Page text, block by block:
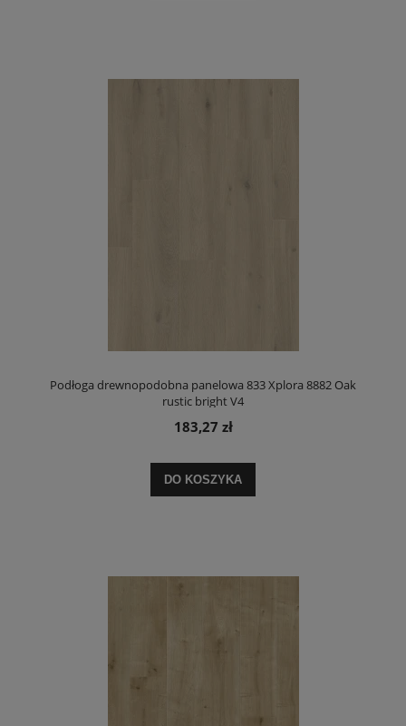
Podłoga drewnopodobna panelowa 833 Xplora 8882 Oak
rustic bright V4
183,27 zł
DO KOSZYKA